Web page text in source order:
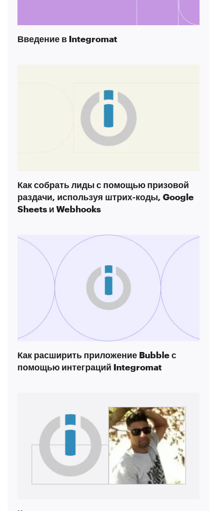
Введение в Integromat
Как собрать лиды с помощью призовой
раздачи, используя штрих-коды, Google
Sheets и Webhooks
Как расширить приложение Bubble с
помощью интеграций Integromat